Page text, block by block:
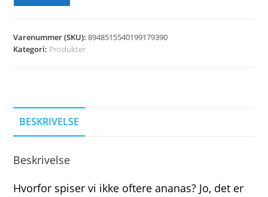
Varenummer (SKU):8948515540199179390
Kategori: Produkter
BESKRIVELSE
Beskrivelse
Hvorfor spiser vi ikke oftere ananas? Jo, det er